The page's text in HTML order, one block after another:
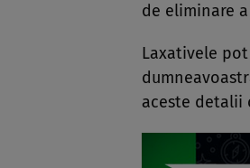
de eliminare
Laxativele
aceste detalii